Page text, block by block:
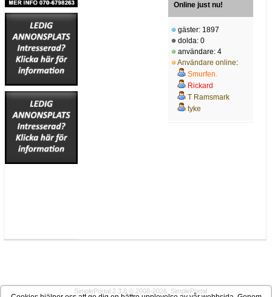
Online just nu!
gäster: 1897
dolda: 0
användare: 4
Användare online:
Smurfen.
Rickard
T Ramsmark
tyke
SimplePortal 2.3.8 © 2008-2026, SimplePortal